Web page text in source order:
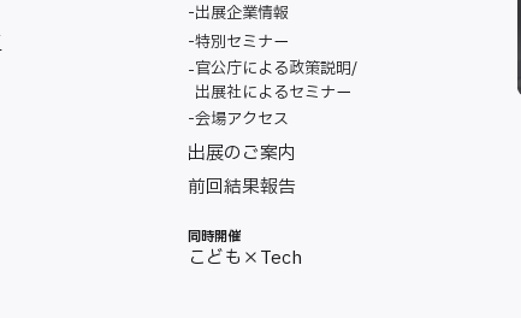
出展企業情報
特別セミナー
官公庁による政策説明/
出展社によるセミナー
会場アクセス
出展のご案内
前回結果報告
同時開催
こども×Tech